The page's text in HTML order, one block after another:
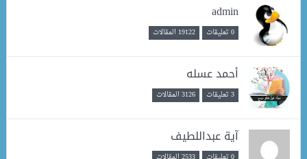
admin
0 تعليقات 19122 المقالات
أحمد عسله
3 تعليقات 3126 المقالات
آية عبداللطيف